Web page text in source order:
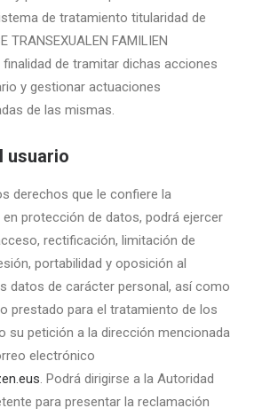
de tratamiento titularidad de
TRANSEXUALEN FAMILIEN
finalidad de tramitar dichas acciones
y gestionar actuaciones
de las mismas.
usuario
derechos que le confiere la
protección de datos, podrá ejercer
rectificación, limitación de
portabilidad y oposición al
datos de carácter personal, así como
prestado para el tratamiento de los
su petición a la dirección mencionada
electrónico
. Podrá dirigirse a la Autoridad
para presentar la reclamación